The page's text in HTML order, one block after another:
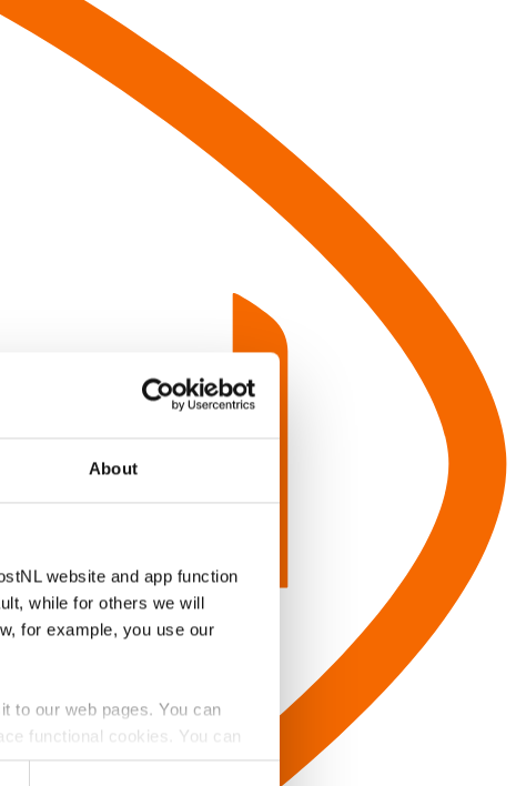
About
website and app function
while for others we will
for example, you use our
to our web pages. You can
functional cookies. You can
Badge’ button.